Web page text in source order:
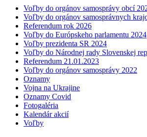
Voľby do orgánov samosprávy obcí
Voľby do orgánov samosprávnych
Referendum rok 2026
Voľby do Európskeho parlamentu 2024
Voľby prezidenta SR 2024
Voľby do Národnej rady Slovenskej
Referendum 21.01.2023
Voľby do orgánov samosprávy 2022
Oznamy
Vojna na Ukrajine
Oznamy Covid
Fotogaléria
Kalendár akcií
Voľby